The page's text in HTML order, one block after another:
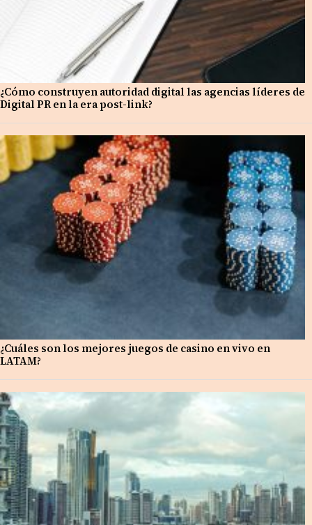
¿Cómo construyen autoridad digital las agencias líderes de
Digital PR en la era post-link?
¿Cuáles son los mejores juegos de casino en vivo en
LATAM?